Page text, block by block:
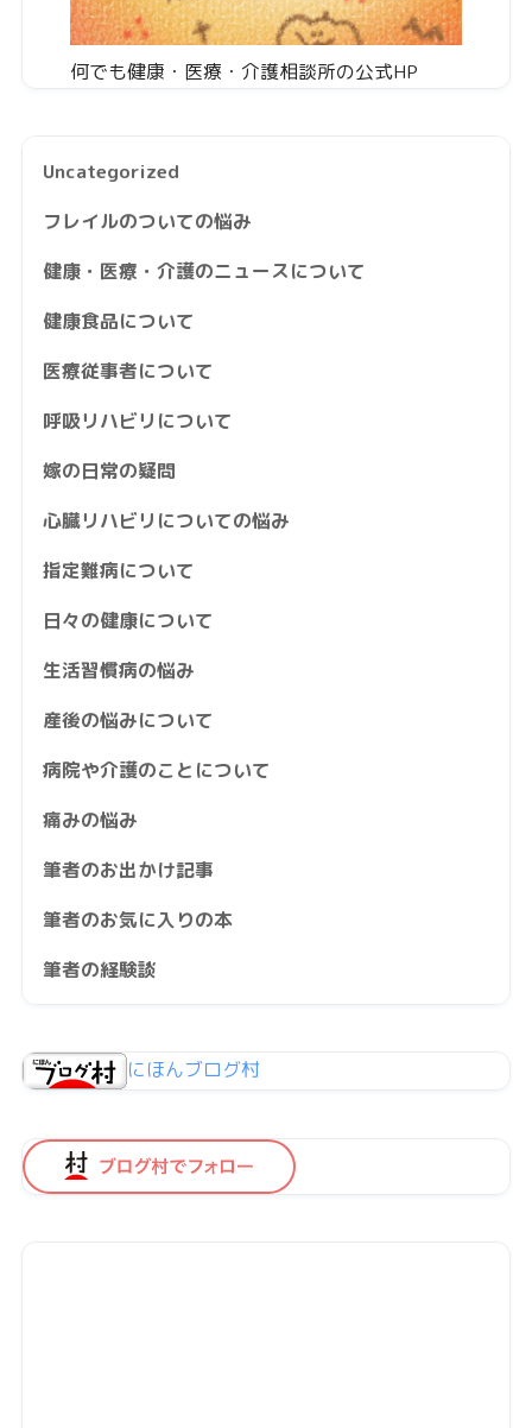
何でも健康・医療・介護相談所の公式HP
Uncategorized
フレイルのついての悩み
健康・医療・介護のニュースについて
健康食品について
医療従事者について
呼吸リハビリについて
嫁の日常の疑問
心臓リハビリについての悩み
指定難病について
日々の健康について
生活習慣病の悩み
産後の悩みについて
病院や介護のことについて
痛みの悩み
筆者のお出かけ記事
筆者のお気に入りの本
筆者の経験談
にほんブログ村